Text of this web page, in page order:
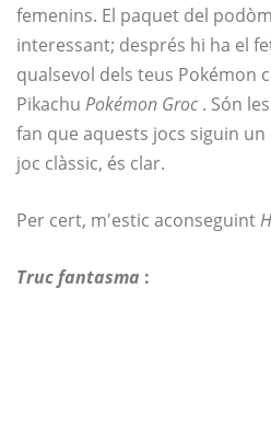
femenins. El paquet del
interessant; després hi ha el
qualsevol dels teus Pokémon
Pikachu Pokémon Groc . Són
fan que aquests jocs siguin
joc clàssic, és clar.
Per cert, m'estic aconseguint
Truc fantasma :